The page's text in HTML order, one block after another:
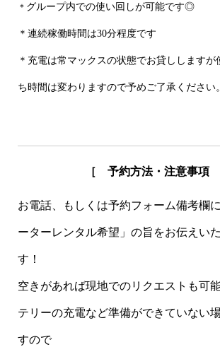
＊ グループ内での使い回しが可能です◎
＊連続稼働時間は30分程度です
＊充電は常マックスの状態でお貸ししますが
ち時間は変わりますので予めご了承ください。
［ 予約方法・注意事項
お電話、もしくは予約フォーム備考欄
ーターレンタル希望」の旨をお伝えい
す！
空きがあれば現地でのリクエストも可
テリーの充電など準備ができていない
すので